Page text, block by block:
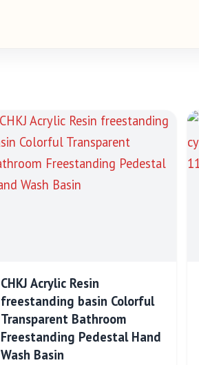
CHKJ Acrylic Resin
freestanding basin Colorful
Transparent Bathroom
Freestanding Pedestal Hand
Wash Basin